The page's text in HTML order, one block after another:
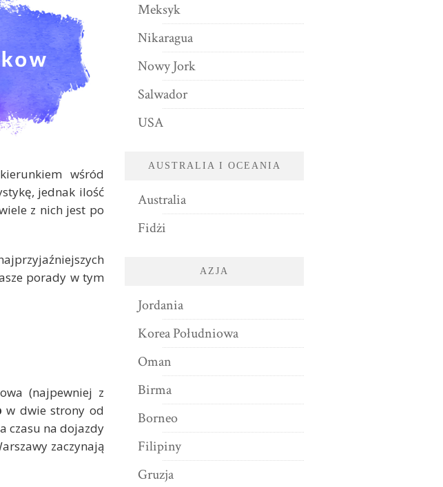
wśród
jednak ilość
z nich jest po
porady w tym
(najpewniej z
w dwie strony od
czasu na dojazdy
zaczynają
Meksyk
Nikaragua
Nowy Jork
Salwador
USA
AUSTRALIA I OCEANIA
Australia
Fidżi
AZJA
Jordania
Korea Południowa
Oman
Birma
Borneo
Filipiny
Gruzja